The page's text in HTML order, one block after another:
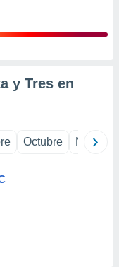
y Tres en
Octubre